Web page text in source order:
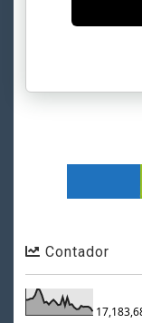
Contador